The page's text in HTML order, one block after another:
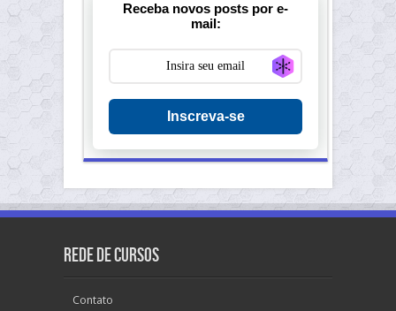
Receba novos posts por e-
mail:
Generate new
Inscreva-se
Rede de Cursos
Contato